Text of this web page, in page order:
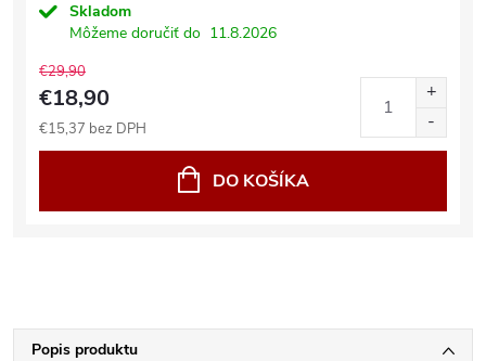
Skladom
Môžeme doručiť do 11.8.2026
€29,90
€18,90
€15,37 bez DPH
DO KOŠÍKA
Popis produktu